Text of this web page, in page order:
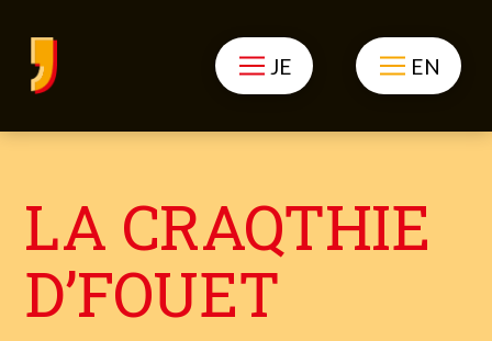
JE EN
LA CRAQTHIE
D’FOUET